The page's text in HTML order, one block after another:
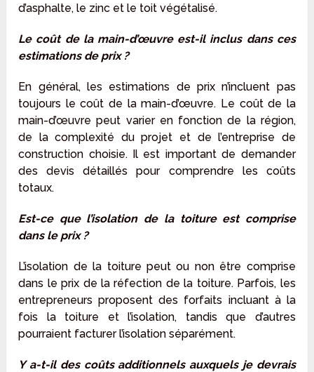
d’asphalte, le zinc et le toit végétalisé.
Le coût de la main-d’œuvre est-il inclus dans ces
estimations de prix ?
En général, les estimations de prix n’incluent pas
toujours le coût de la main-d’œuvre. Le coût de la
main-d’œuvre peut varier en fonction de la région,
de la complexité du projet et de l’entreprise de
construction choisie. Il est important de demander
des devis détaillés pour comprendre les coûts
totaux.
Est-ce que l’isolation de la toiture est comprise
dans le prix ?
L’isolation de la toiture peut ou non être comprise
dans le prix de la réfection de la toiture. Parfois, les
entrepreneurs proposent des forfaits incluant à la
fois la toiture et l’isolation, tandis que d’autres
pourraient facturer l’isolation séparément.
Y a-t-il des coûts additionnels auxquels je devrais